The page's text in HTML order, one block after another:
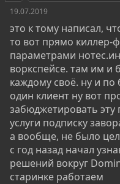
19.07.2019
это к тому написал,
то вот прямо киллер-
параметрами
воркспейсе. там им и
каждому своё. ну и
один клиент ну вот
забюджетировать эту
услуги подписку
а вообще, не было
с год назад начал
решений вокруг
старинке работаем